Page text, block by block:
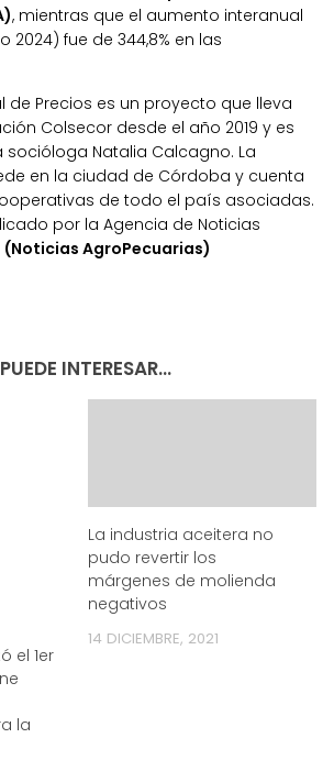
, mientras que el aumento interanual
2024) fue de 344,8% en las
de Precios es un proyecto que lleva
Colsecor desde el año 2019 y es
Natalia Calcagno. La
en la ciudad de Córdoba y cuenta
de todo el país asociadas.
por la Agencia de Noticias
(Noticias AgroPecuarias)
INTERESAR...
el 1er
la
La industria aceitera no
pudo revertir los
márgenes de molienda
negativos
14 DICIEMBRE, 2021